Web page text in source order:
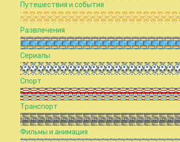
Путешествия и события
Развлечения
Сериалы
Спорт
Транспорт
Фильмы и анимация